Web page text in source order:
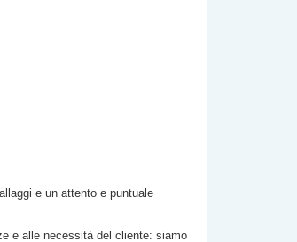
e un attento e puntuale
e alle necessità del cliente: siamo